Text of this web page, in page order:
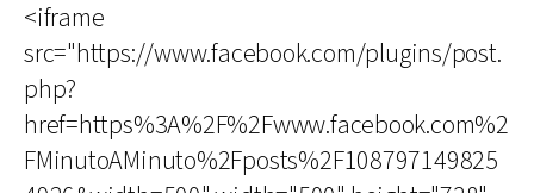
<iframe
src="https://www.facebook.com/plugins/post.
php?
href=https%3A%2F%2Fwww.facebook.com%2
FMinutoAMinuto%2Fposts%2F108797149825